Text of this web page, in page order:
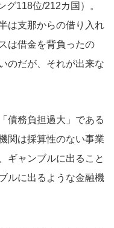
118位/212カ国）。
は支那からの借り入れ
は借金を背負ったの
のだが、それが出来な
債務負担過大」である
関は採算性のない事業
ギャンブルに出ること
ルに出るような金融機